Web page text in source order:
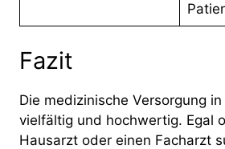
Fazit
Die medizinische Versorgung
vielfältig und hochwertig. Egal
Hausarzt oder einen Facharzt